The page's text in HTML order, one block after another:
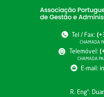
Tel / Fax:
CHAMADA
Telemóvel:
CHAMADA
E-mail:
R. Engº.